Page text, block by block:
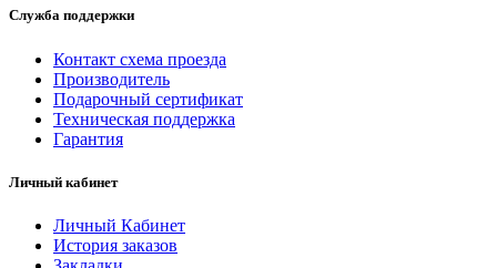
Служба поддержки
Контакт схема проезда
Производитель
Подарочный сертификат
Техническая поддержка
Гарантия
Личный кабинет
Личный Кабинет
История заказов